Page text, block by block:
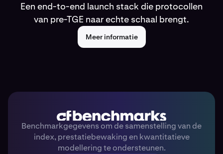
Een end-to-end launch stack die protocollen
van pre-TGE naar echte schaal brengt.
Meer informatie
Benchmarkgegevens om de samenstelling van de
index, prestatiebewaking en kwantitatieve
modellering te ondersteunen.